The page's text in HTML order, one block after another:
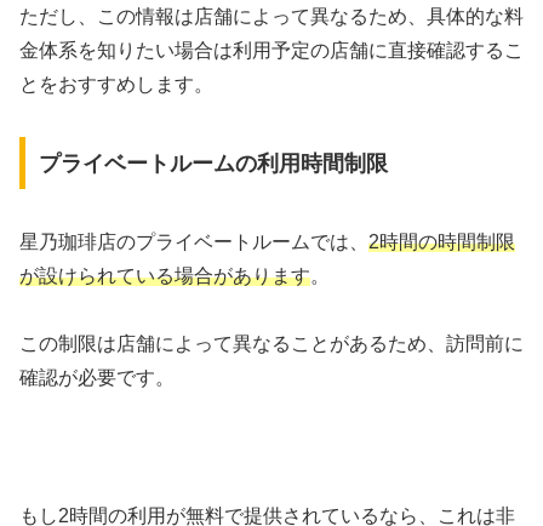
ただし、この情報は店舗によって異なるため、具体的な料
金体系を知りたい場合は利用予定の店舗に直接確認するこ
とをおすすめします。
プライベートルームの利用時間制限
星乃珈琲店のプライベートルームでは、 2時間の時間制限
が設けられている場合があります。
この制限は店舗によって異なることがあるため、訪問前に
確認が必要です。
もし2時間の利用が無料で提供されているなら、これは非